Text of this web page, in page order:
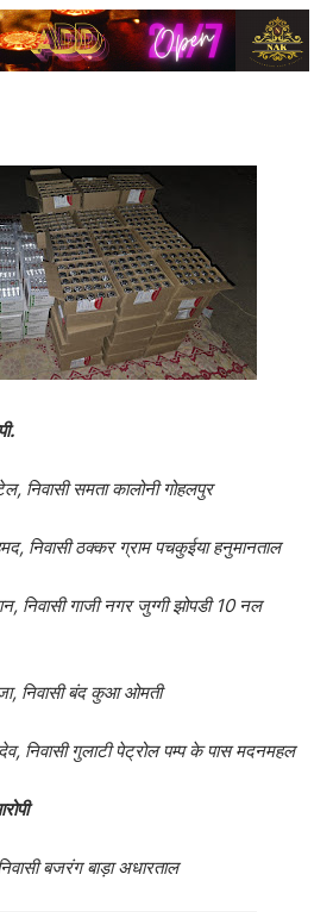
निवासी समता कालोनी गोहलपुर
निवासी ठक्कर ग्राम पचकुईया हनुमानताल
निवासी गाजी नगर जुग्गी झोपडी 10 नल
निवासी बंद कुआ ओमती
निवासी गुलाटी पेट्रोल पम्प के पास मदनमहल
बजरंग बाड़ा अधारताल